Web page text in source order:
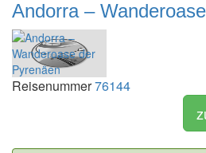
Andorra –
Reisenummer76144